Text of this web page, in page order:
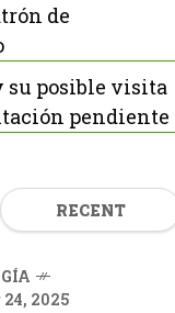
de
su posible visita
pendiente
RECENT
24, 2025